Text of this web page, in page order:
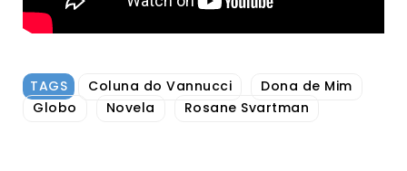
TAGS Coluna do Vannucci
Dona de Mim
Globo
Novela Rosane Svartman